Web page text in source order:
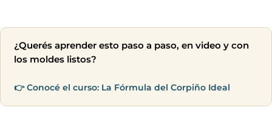
¿Querés aprender esto paso a paso, en video y con
los moldes listos?
👉 Conocé el curso: La Fórmula del Corpiño Ideal